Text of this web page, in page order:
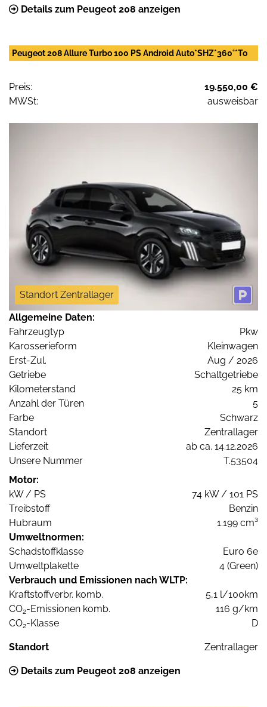
Details zum Peugeot 208 anzeigen
Peugeot 208 Allure Turbo 100 PS Android Auto*SHZ*360°*To
Preis:
19.550,00 €
MWSt:
ausweisbar
Standort Zentrallager
Allgemeine Daten:
Fahrzeugtyp
Pkw
Karosserieform
Kleinwagen
Erst-Zul.
Aug / 2026
Getriebe
Schaltgetriebe
Kilometerstand
25 km
Anzahl der Türen
5
Farbe
Schwarz
Standort
Zentrallager
Lieferzeit
ab ca. 14.12.2026
Unsere Nummer
T.53504
Motor:
kW / PS
74 kW / 101 PS
Treibstoff
Benzin
Hubraum
1.199 cm³
Umweltnormen:
Schadstoffklasse
Euro 6e
Umweltplakette
4 (Green)
Verbrauch und Emissionen nach WLTP:
Kraftstoffverbr. komb.
5,1 l/100km
CO2-Emissionen komb.
116 g/km
CO2-Klasse D
Standort Zentrallager
Details zum Peugeot 208 anzeigen